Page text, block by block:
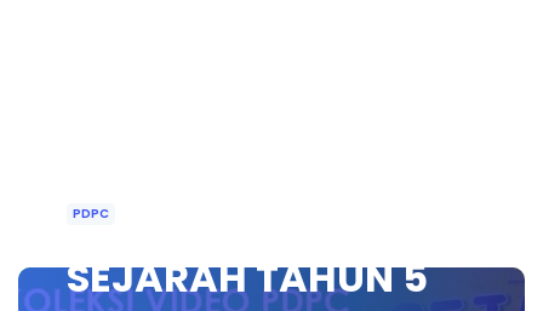
PDPC
SEJARAH TAHUN 5